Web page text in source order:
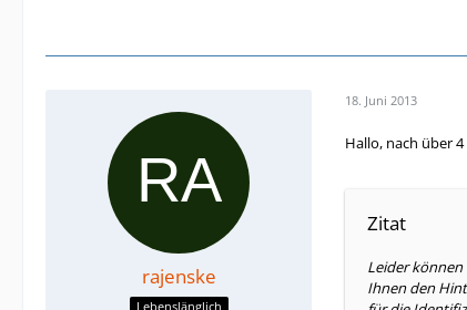
rajenske
Lebenslänglich
18. Juni 2013
Hallo, nach über
Zitat
Leider
Ihnen den